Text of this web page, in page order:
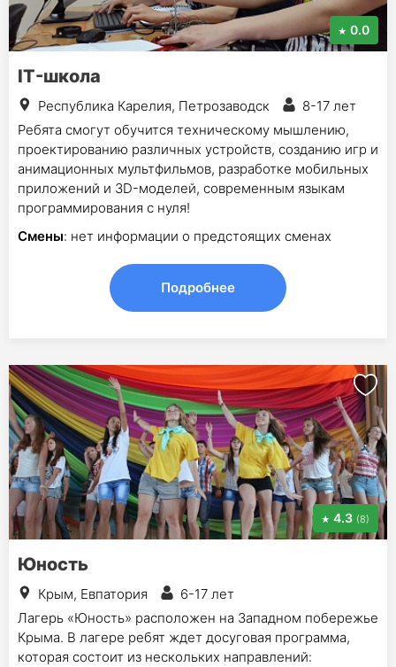
0.0
IT-школа
Республика Карелия, Петрозаводск
8-17 лет
Ребята смогут обучится техническому мышлению,
проектированию различных устройств, созданию игр и
анимационных мультфильмов, разработке мобильных
приложений и 3D-моделей, современным языкам
программирования с нуля!
Смены: нет информации о предстоящих сменах
Подробнее
4.3 (8)
Юность
Крым, Евпатория
6-17 лет
Лагерь «Юность» расположен на Западном побережье
Крыма. В лагере ребят ждет досуговая программа,
которая состоит из нескольких направлений: